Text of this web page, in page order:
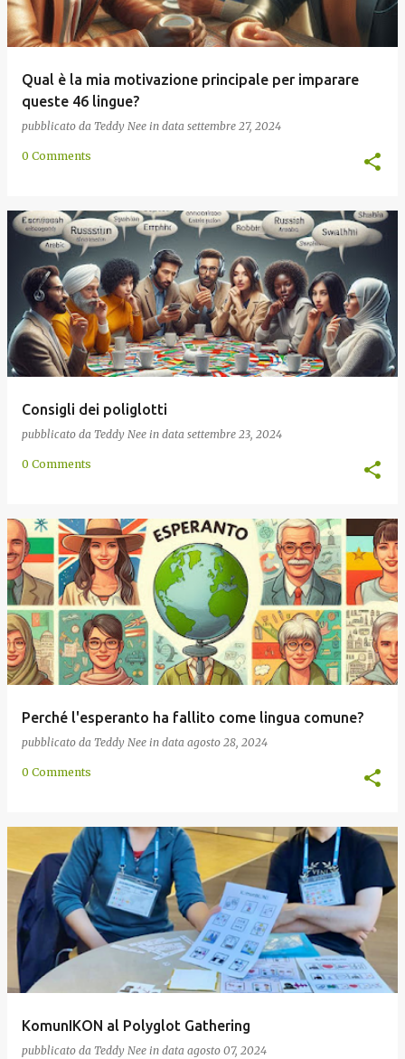
Qual è la mia motivazione principale per imparare
queste 46 lingue?
pubblicato da Teddy Nee in data settembre 27, 2024
0 Comments
Consigli dei poliglotti
pubblicato da Teddy Nee in data settembre 23, 2024
0 Comments
Perché l'esperanto ha fallito come lingua comune?
pubblicato da Teddy Nee in data agosto 28, 2024
0 Comments
KomunIKON al Polyglot Gathering
pubblicato da Teddy Nee in data agosto 07, 2024